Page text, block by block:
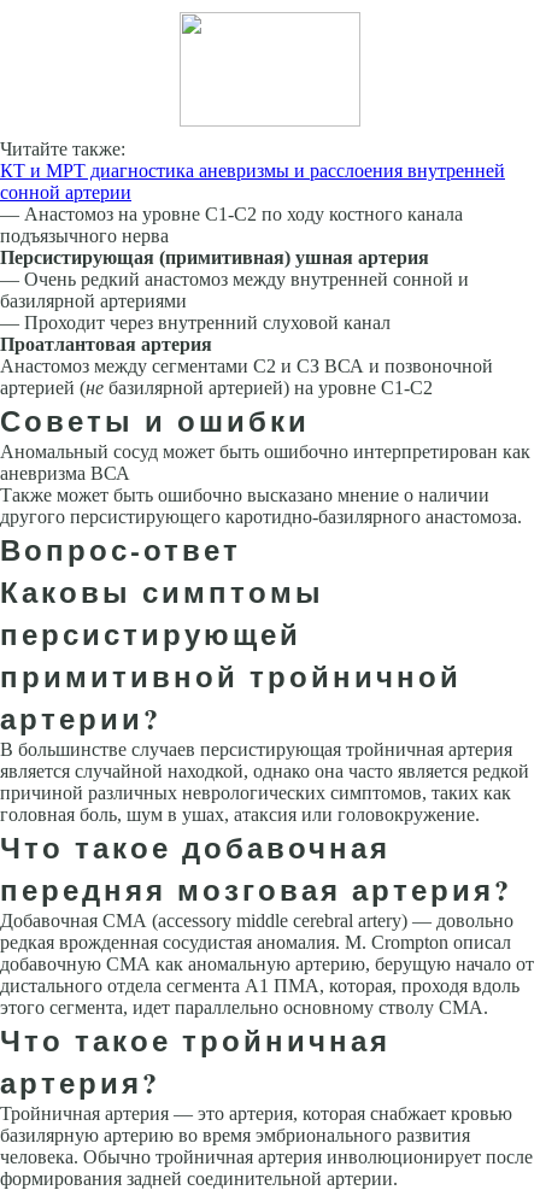
Читайте также:
КТ и МРТ диагностика аневризмы и расслоения внутренней
сонной артерии
— Анастомоз на уровне С1-С2 по ходу костного канала
подъязычного нерва
Персистирующая (примитивная) ушная артерия
— Очень редкий анастомоз между внутренней сонной и
базилярной артериями
— Проходит через внутренний слуховой канал
Проатлантовая артерия
Анастомоз между сегментами С2 и СЗ ВСА и позвоночной
артерией (не базилярной артерией) на уровне С1-С2
Советы и ошибки
Аномальный сосуд может быть ошибочно интерпретирован как
аневризма ВСА
Также может быть ошибочно высказано мнение о наличии
другого персистирующего каротидно-базилярного анастомоза.
Вопрос-ответ
Каковы симптомы
персистирующей
примитивной тройничной
артерии?
В большинстве случаев персистирующая тройничная артерия
является случайной находкой, однако она часто является редкой
причиной различных неврологических симптомов, таких как
головная боль, шум в ушах, атаксия или головокружение.
Что такое добавочная
передняя мозговая артерия?
Добавочная СМА (accessory middle cerebral artery) — довольно
редкая врожденная сосудистая аномалия. M. Crompton описал
добавочную СМА как аномальную артерию, берущую начало от
дистального отдела сегмента А1 ПМА, которая, проходя вдоль
этого сегмента, идет параллельно основному стволу СМА.
Что такое тройничная
артерия?
Тройничная артерия — это артерия, которая снабжает кровью
базилярную артерию во время эмбрионального развития
человека. Обычно тройничная артерия инволюционирует после
формирования задней соединительной артерии.